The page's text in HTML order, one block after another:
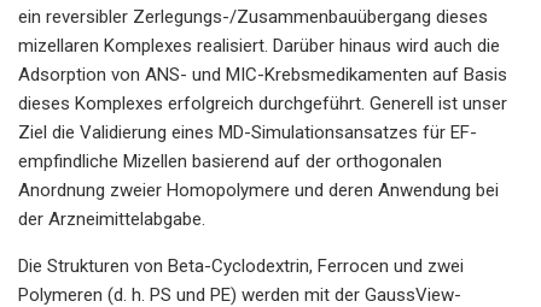
ein reversibler Zerlegungs-/Zusammenbauübergang dieses
mizellaren Komplexes realisiert. Darüber hinaus wird auch die
Adsorption von ANS- und MIC-Krebsmedikamenten auf Basis
dieses Komplexes erfolgreich durchgeführt. Generell ist unser
Ziel die Validierung eines MD-Simulationsansatzes für EF-
empfindliche Mizellen basierend auf der orthogonalen
Anordnung zweier Homopolymere und deren Anwendung bei
der Arzneimittelabgabe.
Die Strukturen von Beta-Cyclodextrin, Ferrocen und zwei
Polymeren (d. h. PS und PE) werden mit der GaussView-